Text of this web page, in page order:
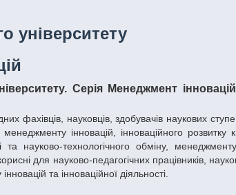
університету
Серія Менеджмент
фахівців, науковців, здобувачів наукових
інновацій, інноваційного розвитку
та науково-технологічного обміну,
для науково-педагогічних працівників,
та інноваційної діяльності.